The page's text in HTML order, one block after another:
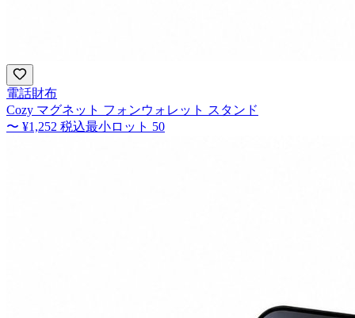
電話財布
Cozy マグネット フォンウォレット スタンド
〜 ¥1,252 税込最小ロット 50